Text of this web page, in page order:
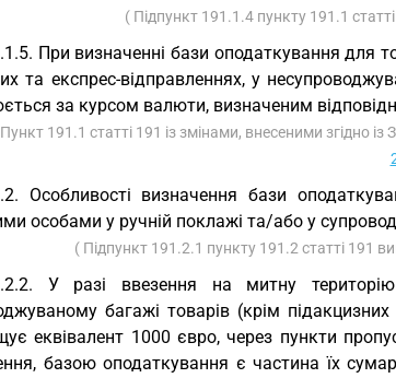
( Підпункт 191.1.4 пункту 191.1
При визначенні бази оподаткування для
та експрес-відправленнях, у
за курсом валюти, визначеним
191.1 статті 191 із змінами, внесеними згідно із
Особливості визначення бази
особами у ручній поклажі та/або у
( Підпункт 191.2.1 пункту 191.2 статті 191
У разі ввезення на митну
багажі товарів (крім
еквівалент 1000 євро, через пункти
базою оподаткування є частина їх